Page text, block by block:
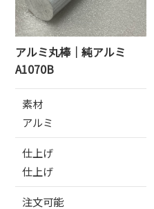
アルミ丸棒｜純アルミ
A1070B
素材
アルミ
仕上げ
仕上げ
注文可能